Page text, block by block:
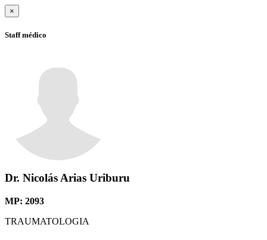
×
Staff médico
Dr. Nicolás Arias Uriburu
MP: 2093
TRAUMATOLOGIA